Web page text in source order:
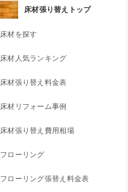
床材張り替えトップ
床材を探す
床材人気ランキング
床材張り替え料金表
床材リフォーム事例
床材張り替え費用相場
フローリング
フローリング張替え料金表